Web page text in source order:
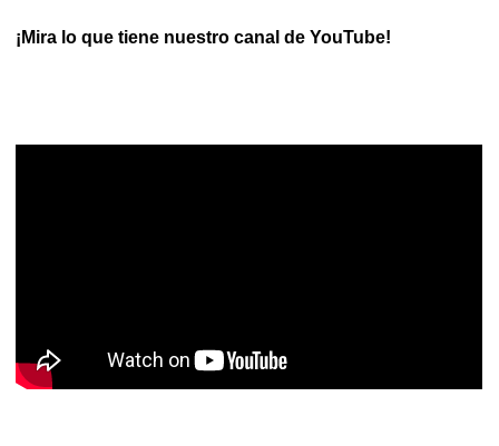
¡Mira lo que tiene nuestro canal de YouTube!